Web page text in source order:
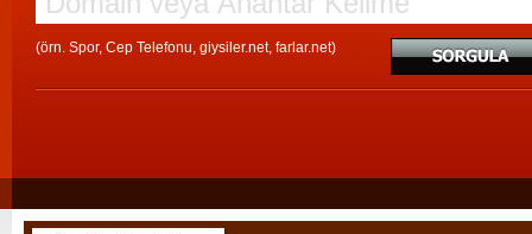
(örn. Spor, Cep Telefonu, giysiler.net, farlar.net)